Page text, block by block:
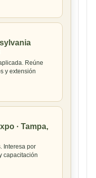
Reúne
y extensión
· Tampa,
Interesa por
capacitación